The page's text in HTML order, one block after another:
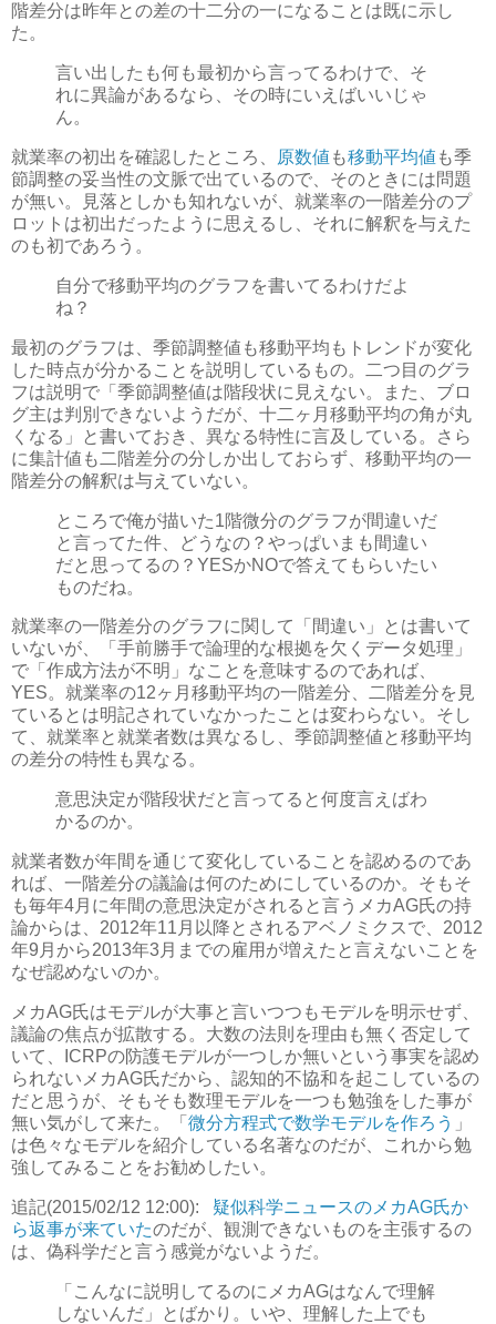
階差分は昨年との差の十二分の一になることは既に示し
た。
言い出したも何も最初から言ってるわけで、そ
れに異論があるなら、その時にいえばいいじゃ
ん。
就業率の初出を確認したところ、 原数値 も移動平均値 も季
節調整の妥当性の文脈で出ているので、そのときには問題
が無い。見落としかも知れないが、就業率の一階差分のプ
ロットは初出だったように思えるし、それに解釈を与えた
のも初であろう。
自分で移動平均のグラフを書いてるわけだよ
ね？
最初のグラフは、季節調整値も移動平均もトレンドが変化
した時点が分かることを説明しているもの。二つ目のグラ
フは説明で「季節調整値は階段状に見えない。また、ブロ
グ主は判別できないようだが、十二ヶ月移動平均の角が丸
くなる」と書いておき、異なる特性に言及している。さら
に集計値も二階差分の分しか出しておらず、移動平均の一
階差分の解釈は与えていない。
ところで俺が描いた1階微分のグラフが間違いだ
と言ってた件、どうなの？やっぱいまも間違い
だと思ってるの？YESかNOで答えてもらいたい
ものだね。
就業率の一階差分のグラフに関して「間違い」とは書いて
いないが、「手前勝手で論理的な根拠を欠くデータ処理」
で「作成方法が不明」なことを意味するのであれば、
YES。就業率の12ヶ月移動平均の一階差分、二階差分を見
ているとは明記されていなかったことは変わらない。そし
て、就業率と就業者数は異なるし、季節調整値と移動平均
の差分の特性も異なる。
意思決定が階段状だと言ってると何度言えばわ
かるのか。
就業者数が年間を通じて変化していることを認めるのであ
れば、一階差分の議論は何のためにしているのか。そもそ
も毎年4月に年間の意思決定がされると言うメカAG氏の持
論からは、2012年11月以降とされるアベノミクスで、2012
年9月から2013年3月までの雇用が増えたと言えないことを
なぜ認めないのか。
メカAG氏はモデルが大事と言いつつもモデルを明示せず、
議論の焦点が拡散する。大数の法則を理由も無く否定して
いて、ICRPの防護モデルが一つしか無いという事実を認め
られないメカAG氏だから、認知的不協和を起こしているの
だと思うが、そもそも数理モデルを一つも勉強をした事が
無い気がして来た。「 微分方程式で数学モデルを作ろう 」
は色々なモデルを紹介している名著なのだが、これから勉
強してみることをお勧めしたい。
追記(2015/02/12 12:00):
疑似科学ニュースのメカAG氏か
ら返事が来ていたのだが、観測できないものを主張するの
は、偽科学だと言う感覚がないようだ。
「こんなに説明してるのにメカAGはなんで理解
しないんだ」とばかり。いや、理解した上でも